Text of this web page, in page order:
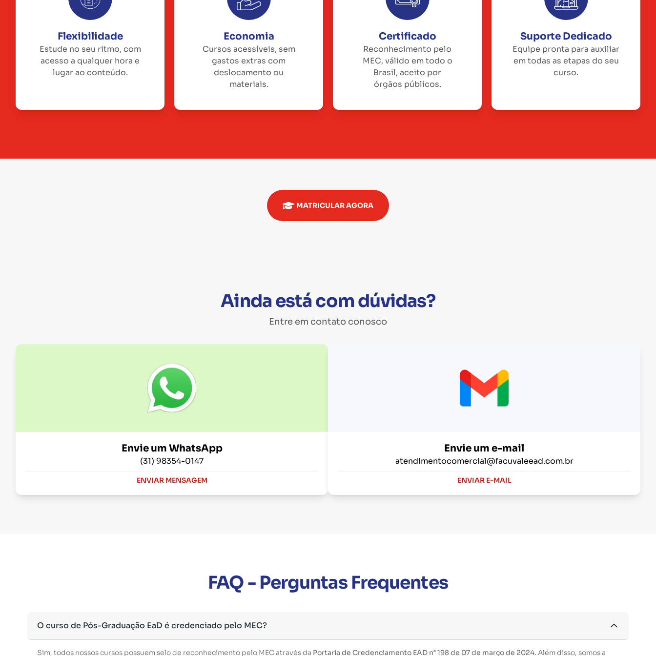
Flexibilidade
Estude no seu ritmo, com
acesso a qualquer hora e
lugar ao conteúdo.
Economia
Cursos acessíveis, sem
gastos extras com
deslocamento ou
materiais.
Certificado
Reconhecimento pelo
MEC, válido em todo o
Brasil, aceito por
órgãos públicos.
Suporte Dedicado
Equipe pronta para auxiliar
em todas as etapas do seu
curso.
MATRICULAR AGORA
Ainda está com dúvidas?
Entre em contato conosco
Envie um WhatsApp
(31) 98354-0147
ENVIAR MENSAGEM
Envie um e-mail
atendimentocomercial@facuvaleead.com.br
ENVIAR E-MAIL
FAQ - Perguntas Frequentes
O curso de Pós-Graduação EaD é credenciado pelo MEC?
Sim, todos nossos cursos possuem selo de reconhecimento pelo MEC através da Portaria de Credenciamento EAD n° 198 de 07 de março de 2024. Além disso, somos a